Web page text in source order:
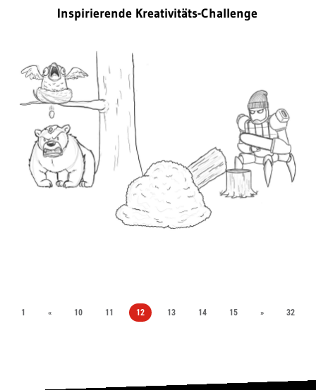
Inspirierende Kreativitäts-Challenge
1 « 10 11 12 13 14 15 » 32